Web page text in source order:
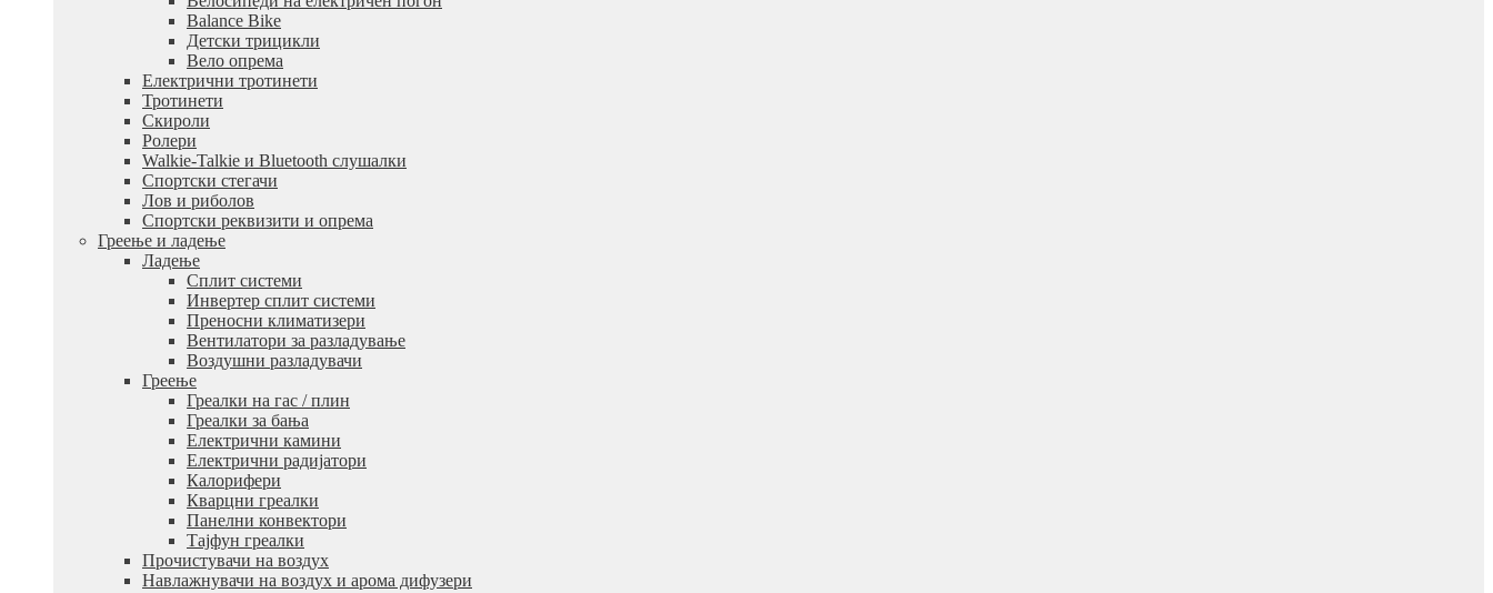
Balance Bike
Детски трицикли
Вело опрема
Електрични тротинети
Тротинети
Скироли
Ролери
Walkie-Talkie и Bluetooth слушалки
Спортски стегачи
Лов и риболов
Спортски реквизити и опрема
Греење и ладење
Ладење
Сплит системи
Инвертер сплит системи
Преносни климатизери
Вентилатори за разладување
Воздушни разладувачи
Греење
Греалки на гас / плин
Греалки за бања
Електрични камини
Електрични радијатори
Калорифери
Кварцни греалки
Панелни конвектори
Тајфун греалки
Прочистувачи на воздух
Навлажнувачи на воздух и арома дифузери